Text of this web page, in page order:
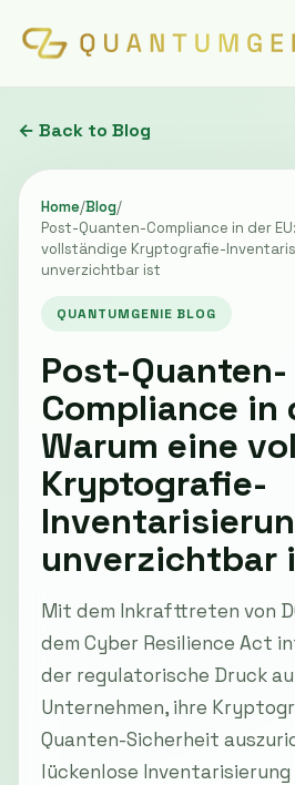
← Back to Blog
Home/Blog/
Post-Quanten-Compliance in der
vollständige Kryptografie-
unverzichtbar ist
QUANTUMGENIE BLOG
Post-Quanten-
Compliance in
Warum eine
Kryptografie-
unverzichtbar
Mit dem Inkrafttreten von
dem Cyber Resilience Act
der regulatorische Druck
Unternehmen, ihre
Quanten-Sicherheit
lückenlose